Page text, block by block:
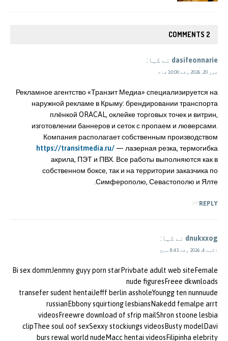
2 COMMENTS
dasifeonnarie نے کہا:
جون 20, 2026 وقت 10:00 شام
Рекламное агентство «Транзит Медиа» специализируется на
наружной рекламе в Крыму: брендировании транспорта
плёнкой ORACAL, оклейке торговых точек и витрин,
изготовлении баннеров и сеток с пропаем и люверсами.
Компания располагает собственным производством
https://transitmedia.ru/ — лазерная резка, термогибка
акрила, ПЭТ и ПВХ. Все работы выполняются как в
собственном боксе, так и на территории заказчика по
Симферополю, Севастополю и Ялте.
REPLY
dnukxxog نے کہا:
اگست 4, 2026 وقت 8:43 صبح
Bi sex dommJenmny guyy porn starPrivbate adult web siteFemale
nude figuresFreee dkwnloads
transefer sudent hentaiJefff berlin assholeYoungg ten nunnuude
russianEbbony squirtiong lesbiansNakedd femalpe arrt
videosFreewre download of sfrip mailShron stoone lesbia
clipThee soul oof sexSexxy stockiungs videosBusty modelDavi
burs rewal world nudeMacc hentai videosFilipinha elebrity